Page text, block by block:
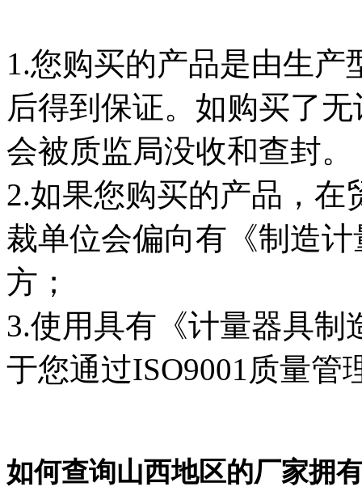
1.您购买的产品是由生
后得到保证。如购买了
会被质监局没收和查封。
2.如果您购买的产品，
裁单位会偏向有《制造
方；
3.使用具有《计量器具
于您通过ISO9001质量管
如何查询山西地区的厂家拥